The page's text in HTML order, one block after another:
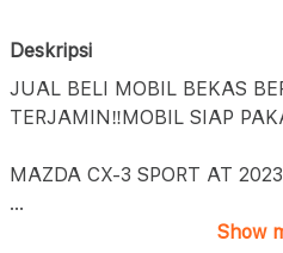
Deskripsi
JUAL BELI MOBIL BEKAS
TERJAMIN‼️MOBIL SIAP
MAZDA CX-3 SPORT AT
...
Show